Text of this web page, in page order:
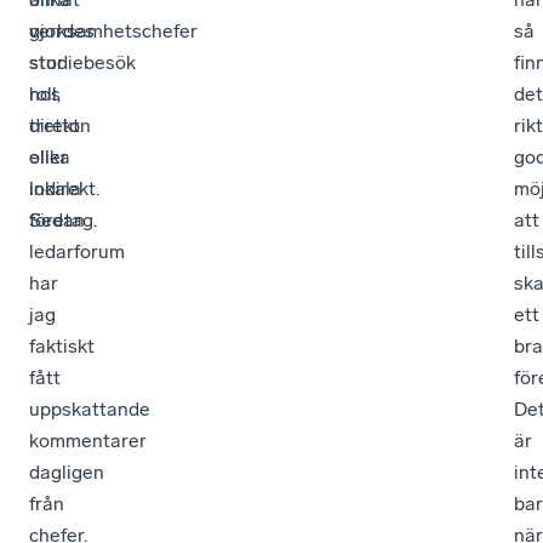
gjordes
studiebesök
hos
tretton
olika
lokala
företag.
verksamhetschefer
stor
roll,
direkt
eller
indirekt.
Sedan
ledarforum
har
jag
faktiskt
fått
uppskattande
kommentarer
dagligen
från
chefer.
så
det
att
ett
bra
är